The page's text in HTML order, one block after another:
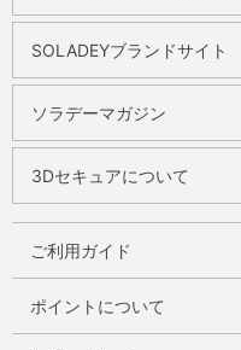
SOLADEYブランドサイト
ソラデーマガジン
3Dセキュアについて
ご利用ガイド
ポイントについて